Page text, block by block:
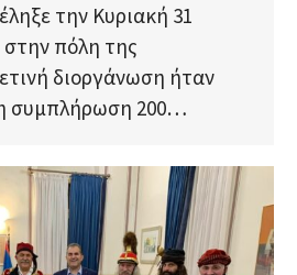
την Κυριακή 31
πόλη της
διοργάνωση ήταν
συμπλήρωση 200…